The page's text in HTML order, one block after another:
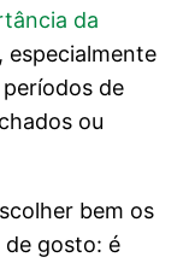
da
, especialmente
de
ou
bem os
de gosto: é